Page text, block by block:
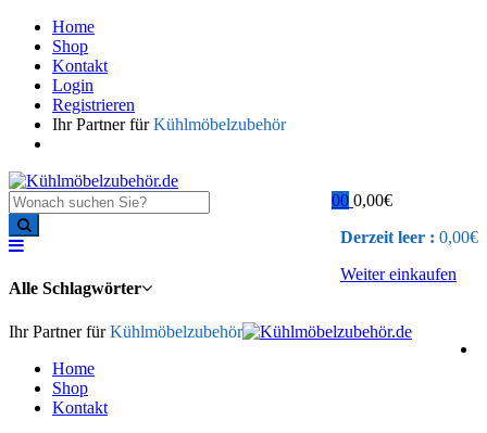
Home
Shop
Kontakt
Login
Registrieren
Ihr Partner fürKühlmöbelzubehör
0 0,00€
Derzeit leer : 0,00€
Weiter einkaufen
0
Alle Schlagwörter
Ihr Partner fürKühlmöbelzubehör
Home
Shop
Kontakt